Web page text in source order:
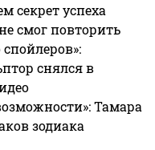
секрет успеха
смог повторить
снялся в
Тамара
зодиака